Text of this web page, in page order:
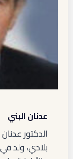
عدنان البني
الدكتور
بلادي، ولد